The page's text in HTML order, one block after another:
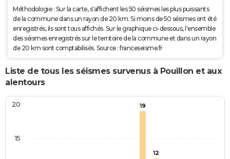
Méthodologie : Sur la carte, s'affichent les 50 séismes les plus puissants
de la commune dans un rayon de 20 km. Si moins de 50 séismes ont été
enregistrés, ils sont tous affichés. Sur le graphique ci-dessous, l'ensemble
des séismes enregistrés sur le territoire de la commune et dans un rayon
de 20 km sont comptabilisés. Source : franceseisme.fr
Liste de tous les séismes survenus à Pouillon et aux
alentours
19
12
15
20